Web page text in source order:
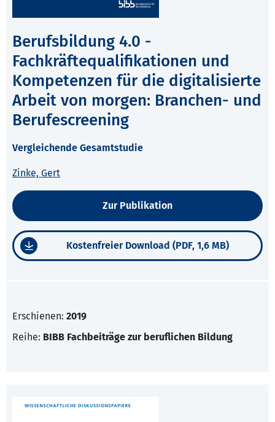
Berufsbildung 4.0 -
Fachkräftequalifikationen und
Kompetenzen für die digitalisierte
Arbeit von morgen: Branchen- und
Berufescreening
Vergleichende Gesamtstudie
Zinke, Gert
Zur Publikation
Kostenfreier Download (PDF, 1,6 MB)
Erschienen: 2019
Reihe: BIBB Fachbeiträge zur beruflichen Bildung